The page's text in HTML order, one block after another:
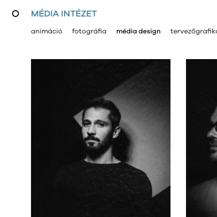
MÉDIA INTÉZET
animáció fotográfia média design